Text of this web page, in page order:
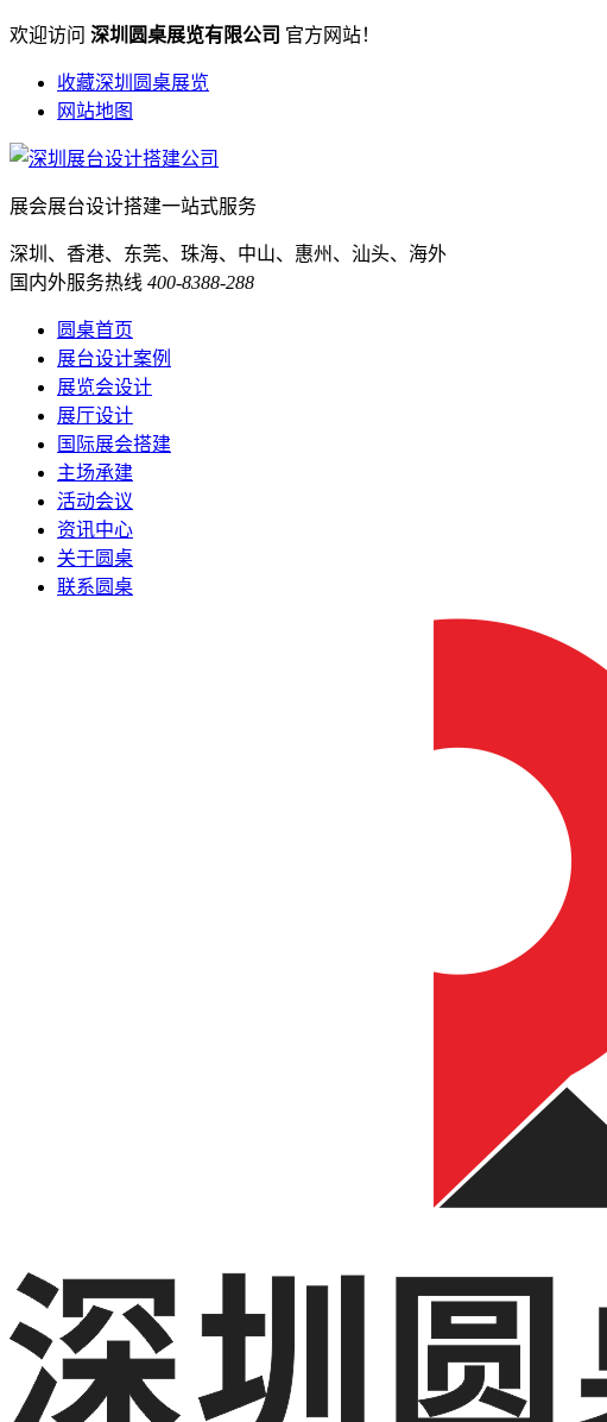
欢迎访问 深圳圆桌展览有限公司 官方网站！
收藏深圳圆桌展览
网站地图
展会展台设计搭建一站式服务
深圳、香港、东莞、珠海、中山、惠州、汕头、海外
国内外服务热线 400-8388-288
圆桌首页
展台设计案例
展览会设计
展厅设计
国际展会搭建
主场承建
活动会议
资讯中心
关于圆桌
联系圆桌